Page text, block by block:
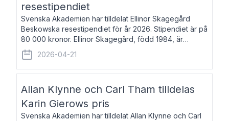
resestipendiet
Svenska Akademien har tilldelat Ellinor Skagegård
Beskowska resestipendiet för år 2026. Stipendiet är på
80 000 kronor. Ellinor Skagegård, född 1984, är
författare, journalist och musiker. Hon skriver
återkommande för Svenska Dagbladet, Ups
2026-04-21
Allan Klynne och Carl Tham tilldelas
Karin Gierows pris
Svenska Akademien har tilldelat Allan Klynne och Carl